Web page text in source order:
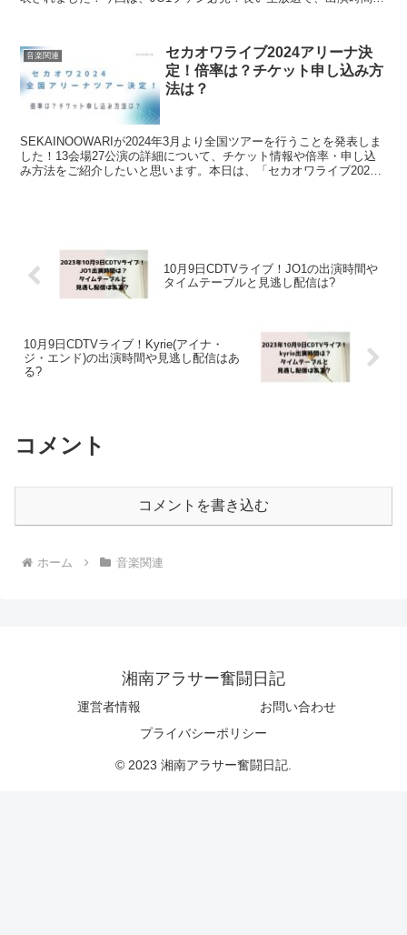
音楽関連
セカオワライブ2024アリーナ決
定！倍率は？チケット申し込み方
法は？
SEKAINOOWARIが2024年3月より全国ツアーを行うことを発表しま
した！13会場27公演の詳細について、チケット情報や倍率・申し込
み方法をご紹介したいと思います。本日は、「セカオワライブ2024
10月9日CDTVライブ！JO1の出演時間や
タイムテーブルと見逃し配信は?
10月9日CDTVライブ！Kyrie(アイナ・
ジ・エンド)の出演時間や見逃し配信はあ
る?
コメント
コメントを書き込む
ホーム 音楽関連
湘南アラサー奮闘日記
運営者情報
お問い合わせ
プライバシーポリシー
© 2023 湘南アラサー奮闘日記.